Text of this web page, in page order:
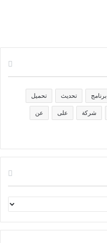
برنامج تحديث تحميل
شركة على عن